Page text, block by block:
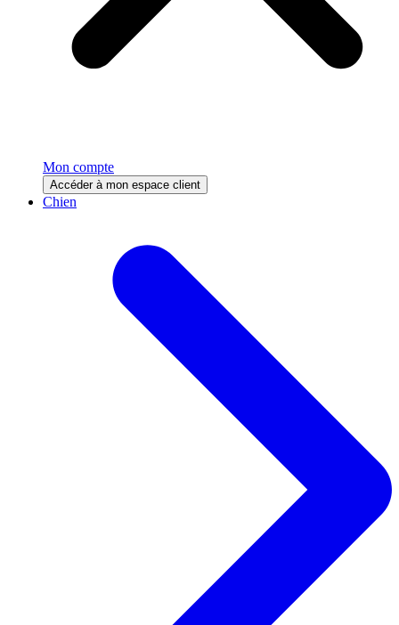
Mon compte
Accéder à mon espace client
Chien